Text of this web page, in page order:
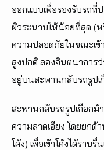
ออกแบบเพื่อรองรับรถที่
ผิวระนาบให้น้อยที่สุด (หรื
ความปลอดภัยในขณะเข้
สูงปกติ ลองจินตนาการ
อยู่บนสะพานกลับรถรูปเ
สะพานกลับรถรูปเกือกม้
ความลาดเอียง โดยยก
โค้ง) เพื่อเข้าโค้งได้รา